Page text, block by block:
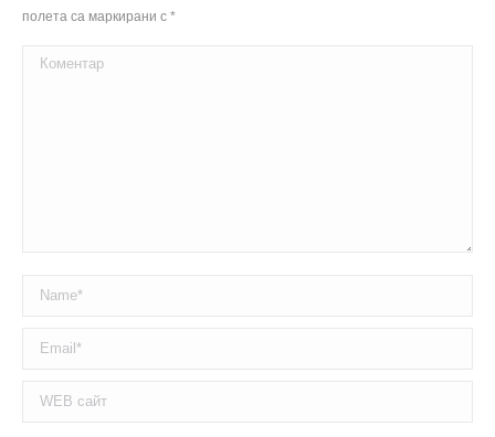
полета са маркирани с *
Коментар
Name *
Email *
WEB сайт